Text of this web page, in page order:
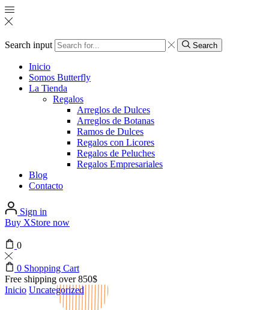
Search input Search
Inicio
Somos Butterfly
La Tienda
Regalos
Arreglos de Dulces
Arreglos de Botanas
Ramos de Dulces
Regalos con Licores
Regalos de Peluches
Regalos Empresariales
Blog
Contacto
Sign in
Buy XStore now
0
0 Shopping Cart
Free shipping over 850$
Inicio Uncategorized